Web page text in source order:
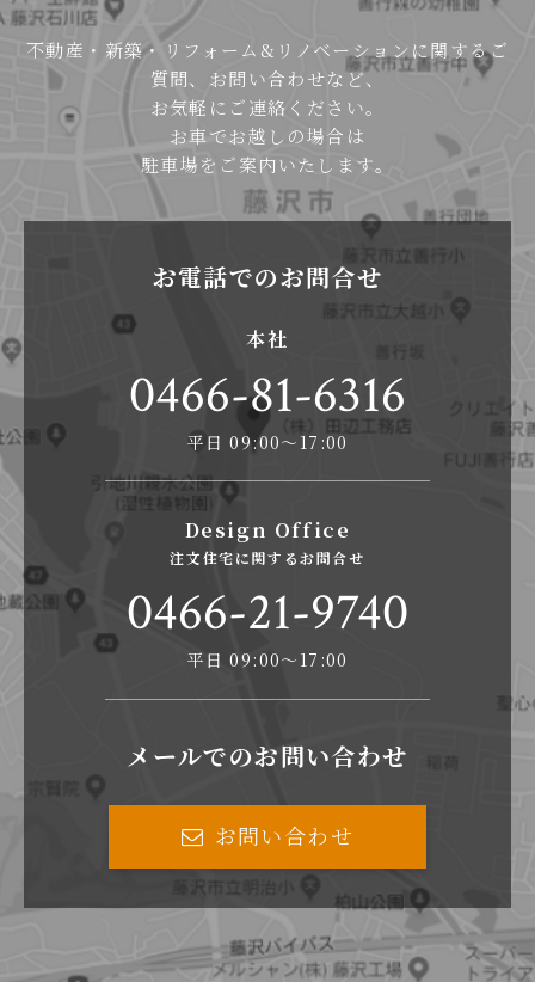
不動産・新築・リフォーム&リノベーションに関するご
質問、お問い合わせなど、
お気軽にご連絡ください。
お車でお越しの場合は
駐車場をご案内いたします。
お電話でのお問合せ
本社
0466-81-6316
平日 09:00〜17:00
Design Office
注文住宅に関するお問合せ
0466-21-9740
平日 09:00〜17:00
メールでのお問い合わせ
お問い合わせ